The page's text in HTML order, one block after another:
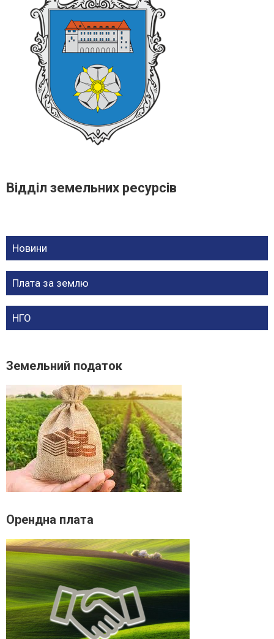
Відділ земельних ресурсів
Новини
Плата за землю
НГО
Земельний податок
Орендна плата